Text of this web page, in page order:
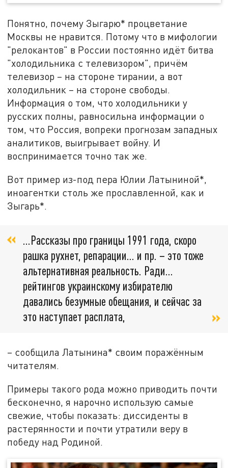
Понятно, почему Зыгарю* процветание
Москвы не нравится. Потому что в мифологии
"релокантов" в России постоянно идёт битва
"холодильника с телевизором", причём
телевизор – на стороне тирании, а вот
холодильник – на стороне свободы.
Информация о том, что холодильники у
русских полны, равносильна информации о
том, что Россия, вопреки прогнозам западных
аналитиков, выигрывает войну. И
воспринимается точно так же.
Вот пример из-под пера Юлии Латыниной*,
иноагентки столь же прославленной, как и
Зыгарь*.
...Рассказы про границы 1991 года, скоро
рашка рухнет, репарации... и пр. – это тоже
альтернативная реальность. Ради...
рейтингов украинскому избирателю
давались безумные обещания, и сейчас за
это наступает расплата,
– сообщила Латынина* своим поражённым
читателям.
Примеры такого рода можно приводить почти
бесконечно, я нарочно использую самые
свежие, чтобы показать: диссиденты в
растерянности и почти утратили веру в
победу над Родиной.